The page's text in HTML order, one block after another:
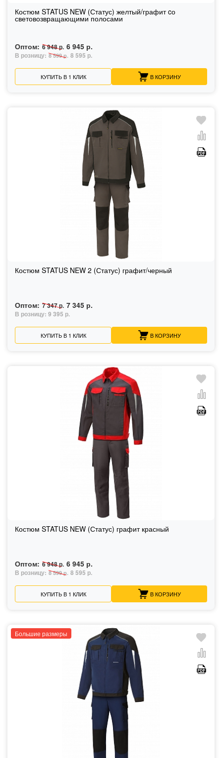
Костюм STATUS NEW (Статус) желтый/графит cо
световозвращающими полосами
Оптом: 6 948 р. 6 945 р.
В розницу: 8 599 р. 8 595 р.
КУПИТЬ В 1 КЛИК В КОРЗИНУ
Костюм STATUS NEW 2 (Статус) графит/черный
Оптом: 7 347 р. 7 345 р.
В розницу: 9 395 р.
КУПИТЬ В 1 КЛИК В КОРЗИНУ
Костюм STATUS NEW (Статус) графит красный
Оптом: 6 948 р. 6 945 р.
В розницу: 8 599 р. 8 595 р.
КУПИТЬ В 1 КЛИК В КОРЗИНУ
Большие размеры